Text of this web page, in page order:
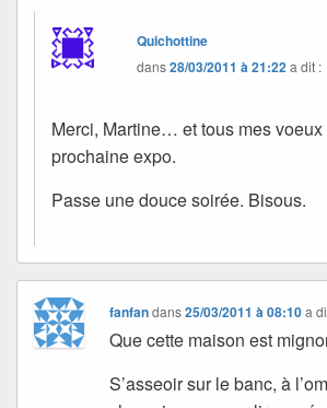
Quichottine
dans28/03/2011 à 21:22a dit :
Merci, Martine… et tous mes voeux
prochaine expo.
Passe une douce soirée. Bisous.
fanfandans25/03/2011 à 08:10 a
Que cette maison est
S’asseoir sur le banc, à